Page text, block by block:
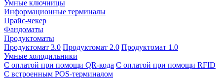
Умные ключницы
Информационные терминалы
Прайс-чекер
Фандоматы
Продуктоматы
Продуктомат 3.0 Продуктомат 2.0 Продуктомат 1.0
Умные холодильники
С оплатой при помощи QR-кода С оплатой при помощи RFID
С встроенным POS-терминалом